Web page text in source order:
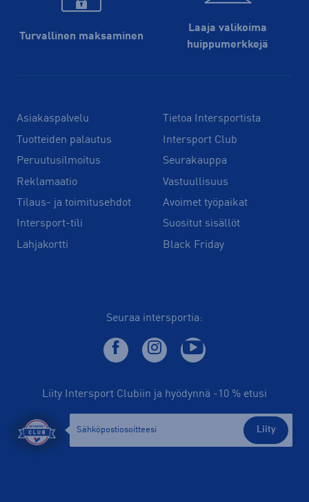
Turvallinen maksaminen
Laaja valikoima
huippu­merkkejä
Asiakaspalvelu
Tuotteiden palautus
Peruutusilmoitus
Reklamaatio
Tilaus- ja toimitusehdot
Intersport-tili
Lahjakortti
Tietoa Intersportista
Intersport Club
Seurakauppa
Vastuullisuus
Avoimet työpaikat
Suositut sisällöt
Black Friday
Seuraa intersportia:
Liity Intersport Clubiin ja hyödynnä -10 % etusi
Liity